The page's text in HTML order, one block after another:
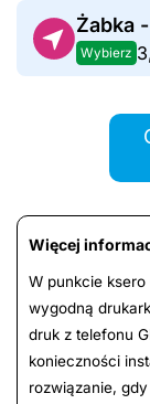
Żabka
Wybierz
Więcej
W punkcie
wygodną
druk z telefonu
konieczności
rozwiązanie,